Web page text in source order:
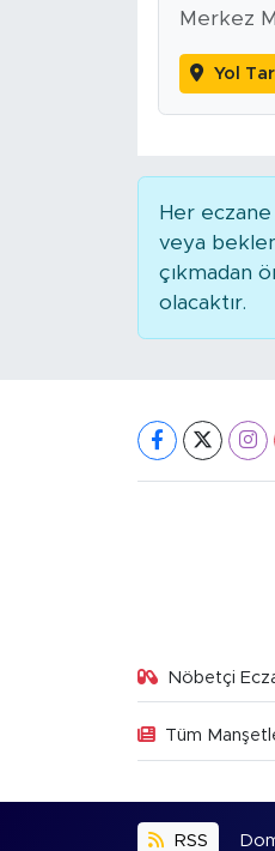
Merkez
Yol
Her
veya
çıkmadan
olacaktır.
Nöbetçi
Tüm
RSS